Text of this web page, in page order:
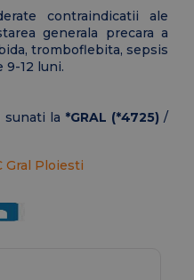
contraindicatii ale
generala precara a
tromboflebita, sepsis
9-12 luni.
sunati la *GRAL (*4725)/
Gral Ploiesti